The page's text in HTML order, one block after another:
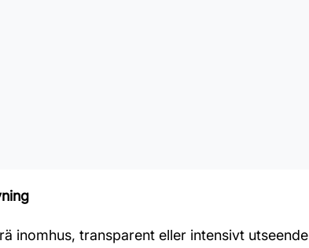
inomhus, transparent eller intensivt